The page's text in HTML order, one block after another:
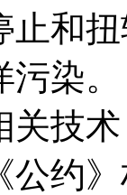
止和
污染
关技
公约